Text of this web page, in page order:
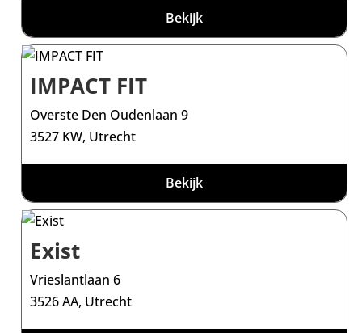
Bekijk
IMPACT FIT
Overste Den Oudenlaan 9
3527 KW, Utrecht
Bekijk
Exist
Vrieslantlaan 6
3526 AA, Utrecht